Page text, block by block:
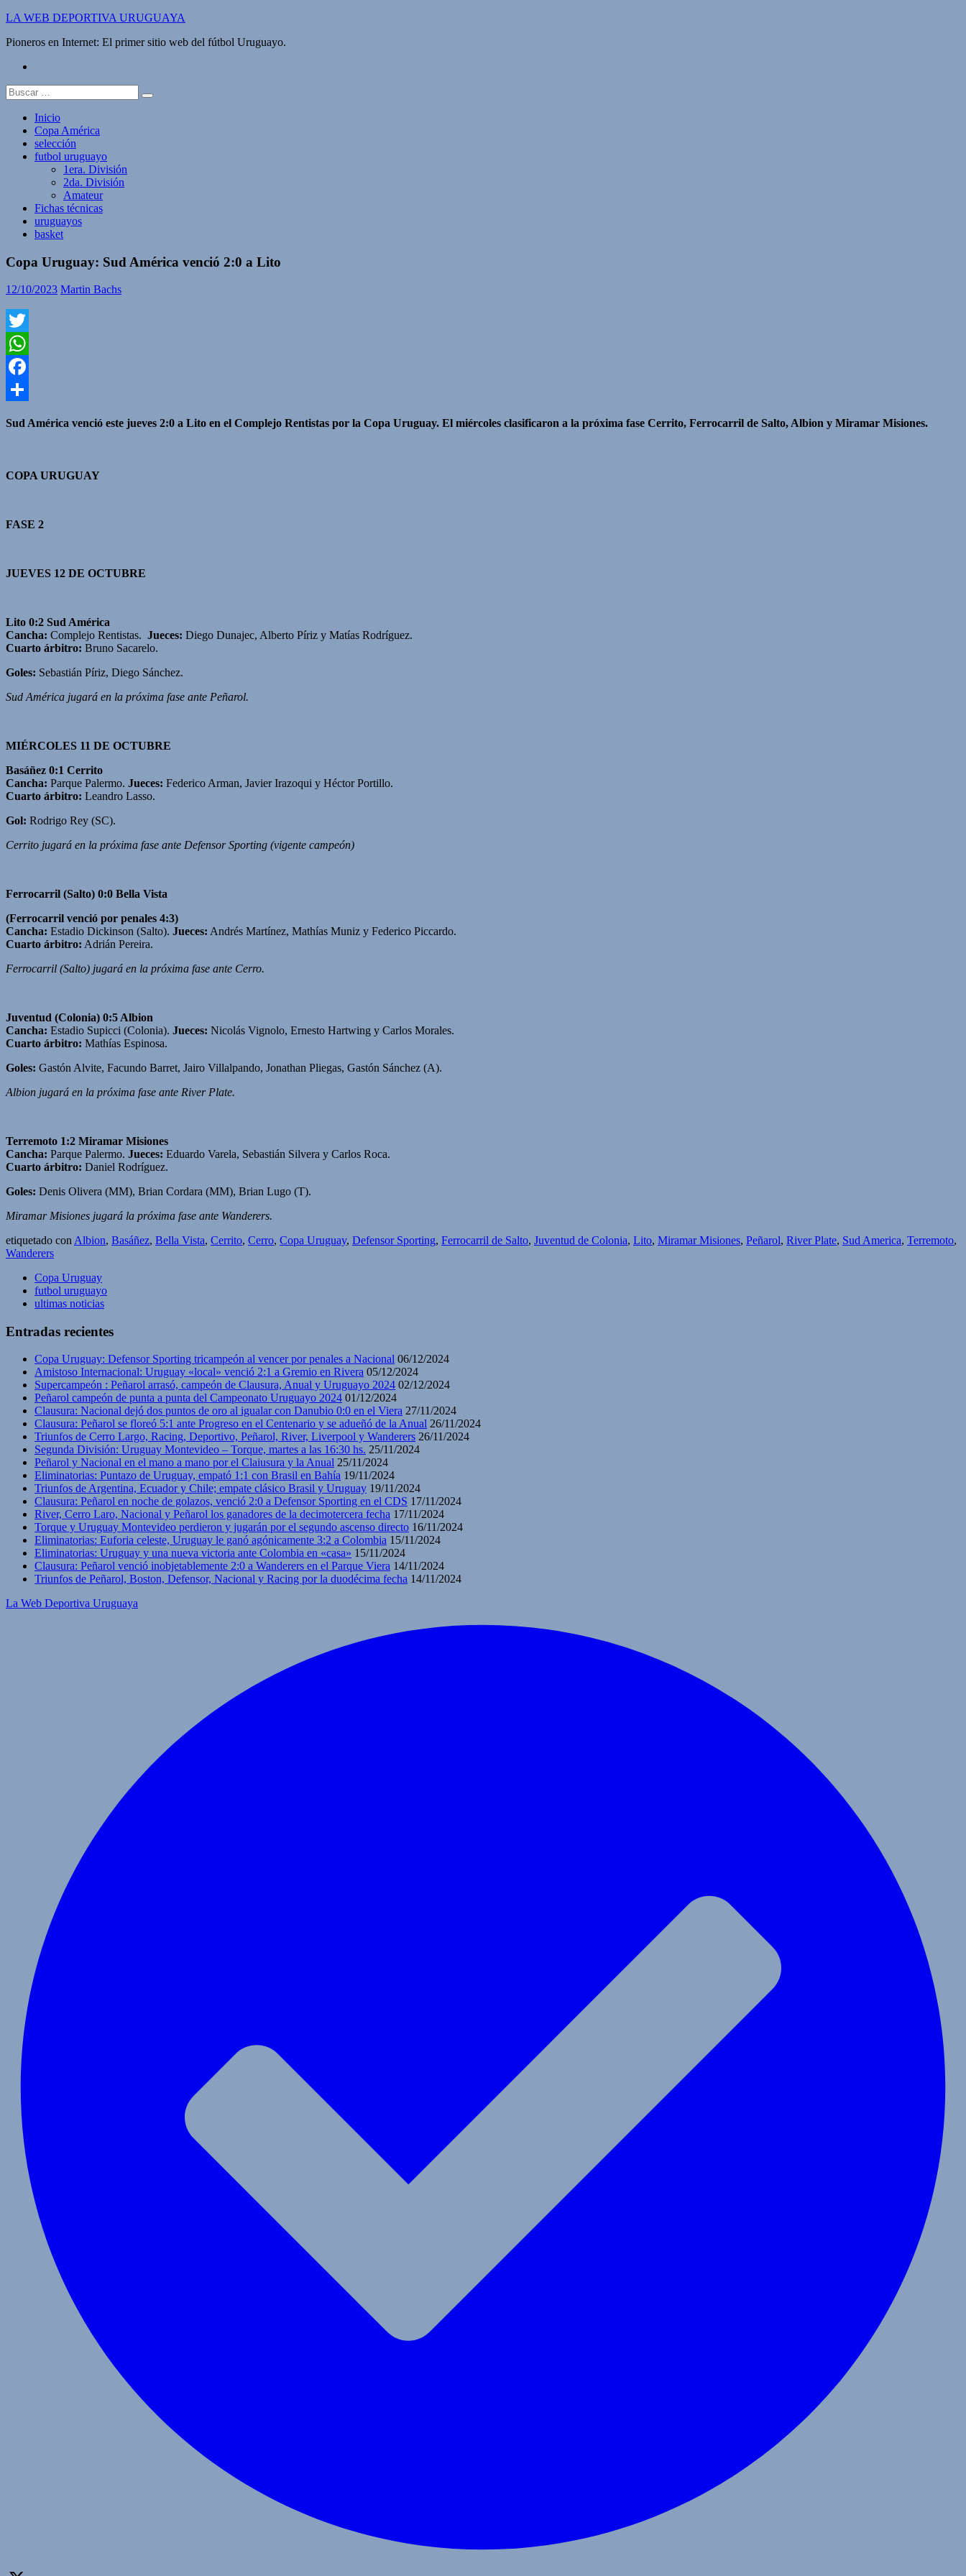
Saltar
contenido
LA WEB DEPORTIVA URUGUAYA
Pioneros en Internet: El primer sitio web del fútbol Uruguayo.
Buscar:
Inicio
Copa América
selección
futbol uruguayo
1era. División
2da. División
Amateur
Fichas técnicas
uruguayos
basket
Copa Uruguay: Sud América venció 2:0 a Lito
12/10/2023 Martin Bachs
Twitter
WhatsApp
Facebook
Sud América venció este jueves 2:0 a Lito en el Complejo Rentistas por la Copa Uruguay. El miércoles clasificaron a la próxima fase Cerrito, Ferrocarril de Salto, Albion y Miramar Misiones.
COPA URUGUAY
FASE 2
JUEVES 12 DE OCTUBRE
Lito 0:2 Sud América
Cancha: Complejo Rentistas. Jueces: Diego Dunajec, Alberto Píriz y Matías Rodríguez.
Cuarto árbitro: Bruno Sacarelo.
Goles: Sebastián Píriz, Diego Sánchez.
Sud América jugará en la próxima fase ante Peñarol.
MIÉRCOLES 11 DE OCTUBRE
Basáñez 0:1 Cerrito
Cancha: Parque Palermo. Jueces: Federico Arman, Javier Irazoqui y Héctor Portillo.
Cuarto árbitro: Leandro Lasso.
Gol: Rodrigo Rey (SC).
Cerrito jugará en la próxima fase ante Defensor Sporting (vigente campeón)
Ferrocarril (Salto) 0:0 Bella Vista
(Ferrocarril venció por penales 4:3)
Cancha: Estadio Dickinson (Salto). Jueces: Andrés Martínez, Mathías Muniz y Federico Piccardo.
Cuarto árbitro: Adrián Pereira.
Ferrocarril (Salto) jugará en la próxima fase ante Cerro.
Juventud (Colonia) 0:5 Albion
Cancha: Estadio Supicci (Colonia). Jueces: Nicolás Vignolo, Ernesto Hartwing y Carlos Morales.
Cuarto árbitro: Mathías Espinosa.
Goles: Gastón Alvite, Facundo Barret, Jairo Villalpando, Jonathan Pliegas, Gastón Sánchez (A).
Albion jugará en la próxima fase ante River Plate.
Terremoto 1:2 Miramar Misiones
Cancha: Parque Palermo. Jueces: Eduardo Varela, Sebastián Silvera y Carlos Roca.
Cuarto árbitro: Daniel Rodríguez.
Goles: Denis Olivera (MM), Brian Cordara (MM), Brian Lugo (T).
Miramar Misiones jugará la próxima fase ante Wanderers.
etiquetado con Albion, Basáñez, Bella Vista, Cerrito, Cerro, Copa Uruguay, Defensor Sporting, Ferrocarril de Salto, Juventud de Colonia, Lito, Miramar Misiones, Peñarol, River Plate, Sud America, Terremoto,
Wanderers
Copa Uruguay
futbol uruguayo
ultimas noticias
Entradas recientes
Copa Uruguay: Defensor Sporting tricampeón al vencer por penales a Nacional 06/12/2024
Amistoso Internacional: Uruguay «local» venció 2:1 a Gremio en Rivera 05/12/2024
Supercampeón : Peñarol arrasó, campeón de Clausura, Anual y Uruguayo 2024 02/12/2024
Peñarol campeón de punta a punta del Campeonato Uruguayo 2024 01/12/2024
Clausura: Nacional dejó dos puntos de oro al igualar con Danubio 0:0 en el Viera 27/11/2024
Clausura: Peñarol se floreó 5:1 ante Progreso en el Centenario y se adueñó de la Anual 26/11/2024
Triunfos de Cerro Largo, Racing, Deportivo, Peñarol, River, Liverpool y Wanderers 26/11/2024
Segunda División: Uruguay Montevideo – Torque, martes a las 16:30 hs. 25/11/2024
Peñarol y Nacional en el mano a mano por el Claiusura y la Anual 25/11/2024
Eliminatorias: Puntazo de Uruguay, empató 1:1 con Brasil en Bahía 19/11/2024
Triunfos de Argentina, Ecuador y Chile; empate clásico Brasil y Uruguay 19/11/2024
Clausura: Peñarol en noche de golazos, venció 2:0 a Defensor Sporting en el CDS 17/11/2024
River, Cerro Laro, Nacional y Peñarol los ganadores de la decimotercera fecha 17/11/2024
Torque y Uruguay Montevideo perdieron y jugarán por el segundo ascenso directo 16/11/2024
Eliminatorias: Euforia celeste, Uruguay le ganó agónicamente 3:2 a Colombia 15/11/2024
Eliminatorias: Uruguay y una nueva victoria ante Colombia en «casa» 15/11/2024
Clausura: Peñarol venció inobjetablemente 2:0 a Wanderers en el Parque Viera 14/11/2024
Triunfos de Peñarol, Boston, Defensor, Nacional y Racing por la duodécima fecha 14/11/2024
La Web Deportiva Uruguaya